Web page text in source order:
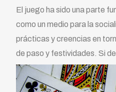
El juego ha sido una parte
como un medio para la
prácticas y creencias en
de paso y festividades. Si